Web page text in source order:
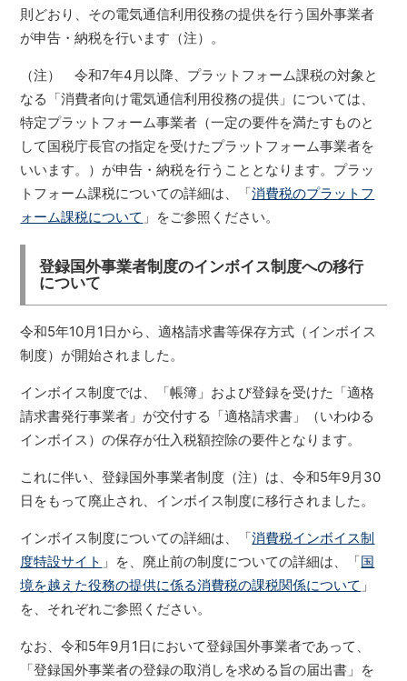
則どおり、その電気通信利用役務の提供を行う国外事業者
が申告・納税を行います（注）。
（注） 令和7年4月以降、プラットフォーム課税の対象と
なる「消費者向け電気通信利用役務の提供」については、
特定プラットフォーム事業者（一定の要件を満たすものと
して国税庁長官の指定を受けたプラットフォーム事業者を
いいます。）が申告・納税を行うこととなります。プラッ
トフォーム課税についての詳細は、「消費税のプラットフ
ォーム課税について 」をご参照ください。
登録国外事業者制度のインボイス制度への移行
について
令和5年10月1日から、適格請求書等保存方式（インボイス
制度）が開始されました。
インボイス制度では、「帳簿」および登録を受けた「適格
請求書発行事業者」が交付する「適格請求書」（いわゆる
インボイス）の保存が仕入税額控除の要件となります。
これに伴い、登録国外事業者制度（注）は、令和5年9月30
日をもって廃止され、インボイス制度に移行されました。
インボイス制度についての詳細は、「消費税インボイス制
度特設サイト 」を、廃止前の制度についての詳細は、「国
境を越えた役務の提供に係る消費税の課税関係について 」
を、それぞれご参照ください。
なお、令和5年9月1日において登録国外事業者であって、
「登録国外事業者の登録の取消しを求める旨の届出書」を